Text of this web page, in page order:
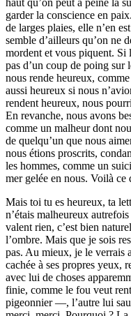
garder la conscience en
de larges plaies, elle n’en
semble d’ailleurs qu’on ne
mordent et vous piquent. Si
pas d’un coup de poing sur
nous rende heureux,
aussi heureux si nous
rendent heureux, nous
En revanche, nous avons
comme un malheur dont
de quelqu’un que nous
nous étions proscrits,
les hommes, comme un
mer gelée en nous. Voilà ce
Mais toi tu es heureux, ta
n’étais malheureux
valent rien, c’est bien
l’ombre. Mais que je sois
pas. Au mieux, je le verrais
cachée à ses propres yeux,
avec lui de choses
finie, comme le fou veut
pigeonnier —, l’autre lui